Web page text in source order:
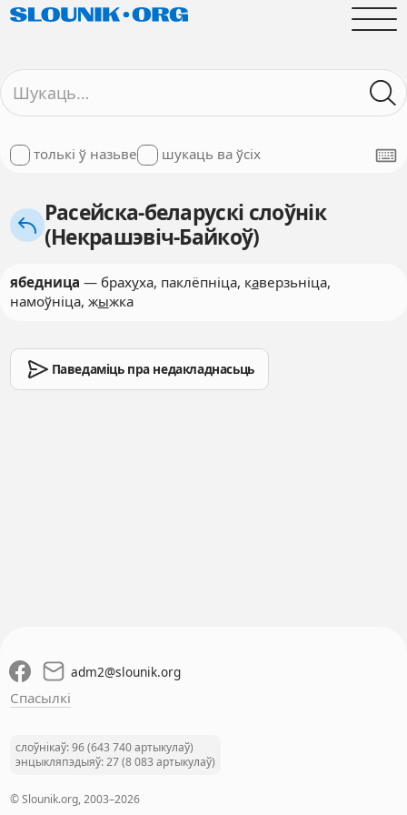
толькі ў назьве шукаць ва ўсіх
Расейска-беларускі слоўнік
(Некрашэвіч-Байкоў)
ябедница — брахуха, паклёпніца, каверзьніца,
намоўніца, жыжка
Паведаміць пра недакладнасьць
adm2@slounik.org
Спасылкі
слоўнікаў: 96 (643 740 артыкулаў)
энцыкляпэдыяў: 27 (8 083 артыкулаў)
© Slounik.org, 2003–2026